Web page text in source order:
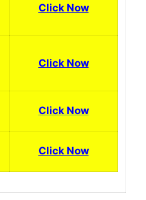
Click Now
Click Now
Click Now
Click Now